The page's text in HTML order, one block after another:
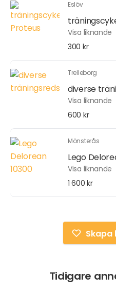
Eslöv
Visa liknande
300 kr
Trelleborg
diverse
Visa liknande
600 kr
Mönsterås
Lego
Visa liknande
1 600 kr
Skapa
Tidigare